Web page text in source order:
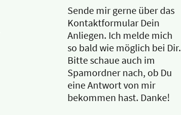
Sende mir gerne über das
Kontaktformular Dein
Anliegen. Ich melde mich
so bald wie möglich bei Dir.
Bitte schaue auch im
Spamordner nach, ob Du
eine Antwort von mir
bekommen hast. Danke!